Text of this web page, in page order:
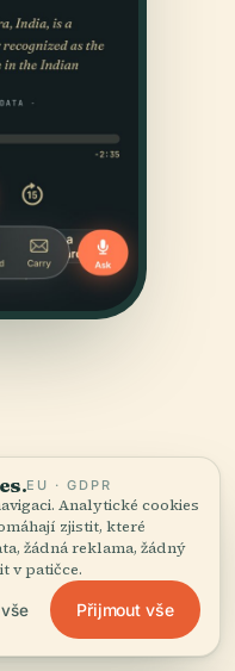
týmem Audiala z
archivů a
EU · GDPR
Analytické cookies
zjistit, které
žádná reklama, žádný
v patičce.
Přijmout vše